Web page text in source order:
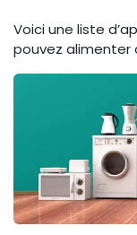
Voici une liste
pouvez alimenter